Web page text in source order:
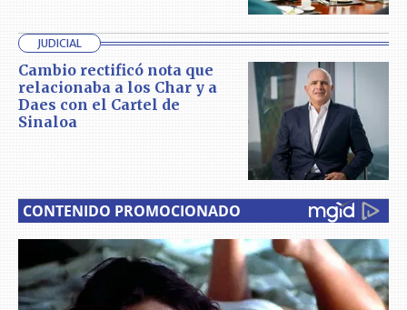
JUDICIAL
Cambio rectificó nota que
relacionaba a los Char y a
Daes con el Cartel de
Sinaloa